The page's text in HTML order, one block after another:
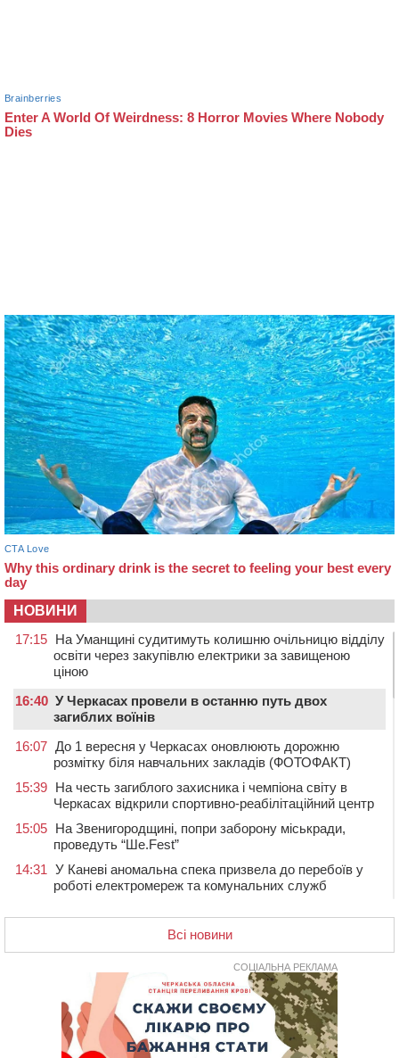
НОВИНИ
17:15 На Уманщині судитимуть колишню очільницю відділу
освіти через закупівлю електрики за завищеною
ціною
16:40 У Черкасах провели в останню путь двох
загиблих воїнів
16:07 До 1 вересня у Черкасах оновлюють дорожню
розмітку біля навчальних закладів (ФОТОФАКТ)
15:39 На честь загиблого захисника і чемпіона світу в
Черкасах відкрили спортивно-реабілітаційний центр
15:05 На Звенигородщині, попри заборону міськради,
проведуть “Ше.Fest”
14:31 У Каневі аномальна спека призвела до перебоїв у
роботі електромереж та комунальних служб
зерна нового врожаю
13:40 На Кам’янщині сталася масштабна пожежа
На Черкащині сьогодні очікують грози, зливи, град та
шквали до 22 м/с
Внаслідок падіння вертольота загинув 28-річний
захисник зі Сміли
Всі новини
СОЦІАЛЬНА РЕКЛАМА